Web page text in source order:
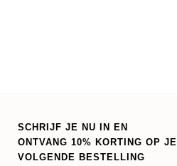
SCHRIJF JE NU IN EN
ONTVANG 10% KORTING OP JE
VOLGENDE BESTELLING